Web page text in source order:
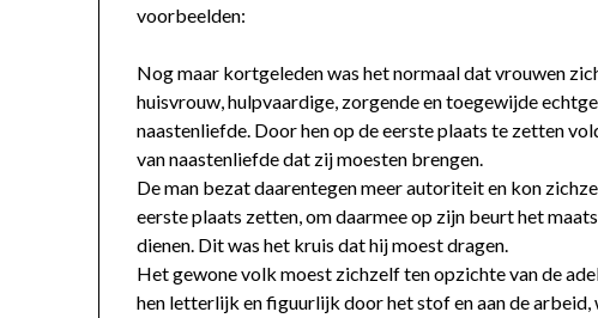
voorbeelden:
Nog maar kortgeleden was het normaal dat vrouwen
huisvrouw, hulpvaardige, zorgende en toegewijde
naastenliefde. Door hen op de eerste plaats te zetten
van naastenliefde dat zij moesten brengen.
De man bezat daarentegen meer autoriteit en kon
eerste plaats zetten, om daarmee op zijn beurt het
dienen. Dit was het kruis dat hij moest dragen.
Het gewone volk moest zichzelf ten opzichte van de
hen letterlijk en figuurlijk door het stof en aan de